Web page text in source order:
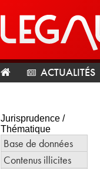
ACTUALITÉS
Jurisprudence /
Thématique
Base de données
Contenus illicites